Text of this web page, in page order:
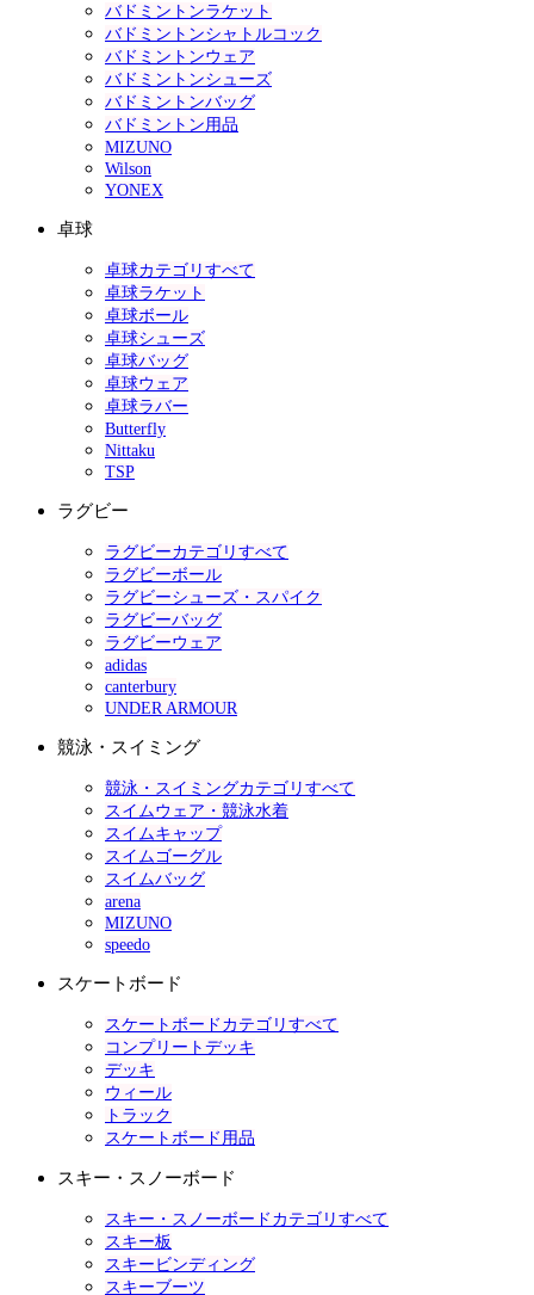
バドミントンラケット
バドミントンシャトルコック
バドミントンウェア
バドミントンシューズ
バドミントンバッグ
バドミントン用品
MIZUNO
Wilson
YONEX
卓球
卓球カテゴリすべて
卓球ラケット
卓球ボール
卓球シューズ
卓球バッグ
卓球ウェア
卓球ラバー
Butterfly
Nittaku
TSP
ラグビー
ラグビーカテゴリすべて
ラグビーボール
ラグビーシューズ・スパイク
ラグビーバッグ
ラグビーウェア
adidas
canterbury
UNDER ARMOUR
競泳・スイミング
競泳・スイミングカテゴリすべて
スイムウェア・競泳水着
スイムキャップ
スイムゴーグル
スイムバッグ
arena
MIZUNO
speedo
スケートボード
スケートボードカテゴリすべて
コンプリートデッキ
デッキ
ウィール
トラック
スケートボード用品
スキー・スノーボード
スキー・スノーボードカテゴリすべて
スキー板
スキービンディング
スキーブーツ